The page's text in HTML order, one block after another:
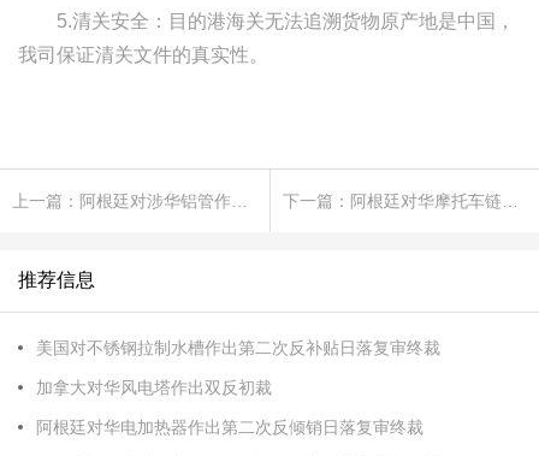
5.清关安全：目的港海关无法追溯货物原产地是中国，
我司保证清关文件的真实性。
推荐信息
美国对不锈钢拉制水槽作出第二次反补贴日落复审终裁
加拿大对华风电塔作出双反初裁
阿根廷对华电加热器作出第二次反倾销日落复审终裁